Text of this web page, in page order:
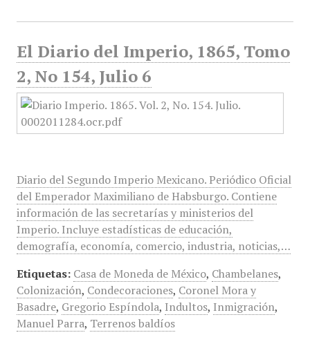
El Diario del Imperio, 1865, Tomo
2, No 154, Julio 6
Diario del Segundo Imperio Mexicano. Periódico Oficial
del Emperador Maximiliano de Habsburgo. Contiene
información de las secretarías y ministerios del
Imperio. Incluye estadísticas de educación,
demografía, economía, comercio, industria, noticias,…
Etiquetas: Casa de Moneda de México, Chambelanes,
Colonización, Condecoraciones, Coronel Mora y
Basadre, Gregorio Espíndola, Indultos, Inmigración,
Manuel Parra, Terrenos baldíos